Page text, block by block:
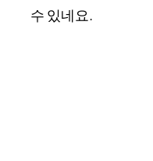
수 있네요.